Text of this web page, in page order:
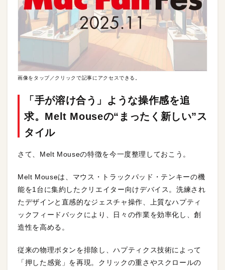
画像をタップ／クリックで記事にアクセスできる。
「手が溶け合う」ような操作感を追
求。Melt Mouseの“まったく新しい”ス
タイル
さて、Melt Mouseの特徴を今一度整理しておこう。
Melt Mouseは、マウス・トラックパッド・テンキーの機
能を1台に集約したクリエイター向けデバイス。洗練され
たデザインと直感的なジェスチャ操作、上質なハプティ
ックフィードバックにより、日々の作業を効率化し、創
造性を高める。
従来の物理ボタンを排除し、ハプティクス技術によって
「押した感覚」を再現。クリックの重さやスクロールの